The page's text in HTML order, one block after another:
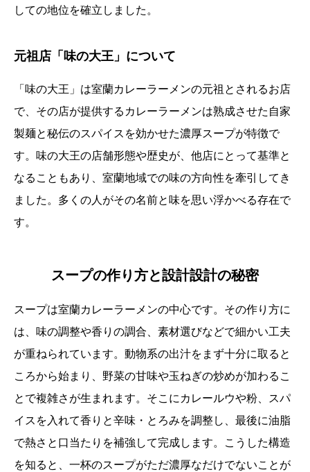
しての地位を確立しました。
元祖店「味の大王」について
「味の大王」は室蘭カレーラーメンの元祖とされるお店
で、その店が提供するカレーラーメンは熟成させた自家
製麺と秘伝のスパイスを効かせた濃厚スープが特徴で
す。味の大王の店舗形態や歴史が、他店にとって基準と
なることもあり、室蘭地域での味の方向性を牽引してき
ました。多くの人がその名前と味を思い浮かべる存在で
す。
スープの作り方と設計設計の秘密
スープは室蘭カレーラーメンの中心です。その作り方に
は、味の調整や香りの調合、素材選びなどで細かい工夫
が重ねられています。動物系の出汁をまず十分に取ると
ころから始まり、野菜の甘味や玉ねぎの炒めが加わるこ
とで複雑さが生まれます。そこにカレールウや粉、スパ
イスを入れて香りと辛味・とろみを調整し、最後に油脂
で熱さと口当たりを補強して完成します。こうした構造
を知ると、一杯のスープがただ濃厚なだけでないことが